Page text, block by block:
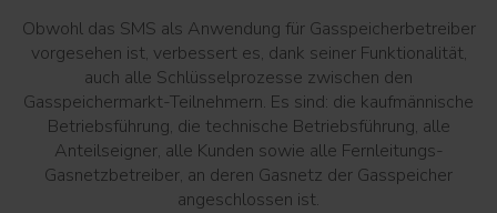
Obwohl das SMS als Anwendung für Gasspeicherbetreiber
vorgesehen ist, verbessert es, dank seiner Funktionalität,
auch alle Schlüsselprozesse zwischen den
Gasspeichermarkt-Teilnehmern. Es sind: die kaufmännische
Betriebsführung, die technische Betriebsführung, alle
Anteilseigner, alle Kunden sowie alle Fernleitungs-
Gasnetzbetreiber, an deren Gasnetz der Gasspeicher
angeschlossen ist.